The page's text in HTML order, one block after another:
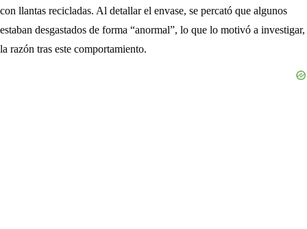
con llantas recicladas. Al detallar el envase, se percató que algunos
estaban desgastados de forma “anormal”, lo que lo motivó a investigar,
la razón tras este comportamiento.